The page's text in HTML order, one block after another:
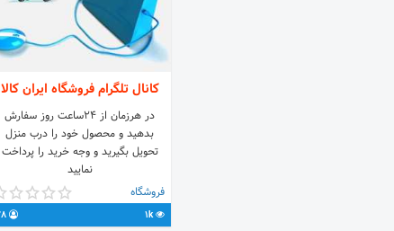
کانال تلگرام فروشگاه ایران کالا
در هرزمان از ۲۴ساعت روز سفارش
بدهید و محصول خود را درب منزل
تحویل بگیرید و وجه خرید را پرداخت
نمایید
فروشگاه
1k
28